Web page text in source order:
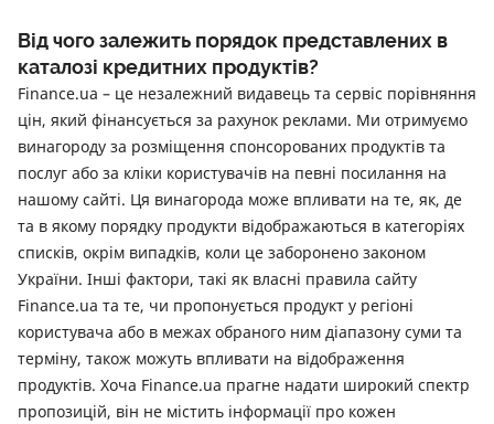
Від чого залежить порядок представлених в
каталозі кредитних продуктів?
Finance.ua – це незалежний видавець та сервіс порівняння
цін, який фінансується за рахунок реклами. Ми отримуємо
винагороду за розміщення спонсорованих продуктів та
послуг або за кліки користувачів на певні посилання на
нашому сайті. Ця винагорода може впливати на те, як, де
та в якому порядку продукти відображаються в категоріях
списків, окрім випадків, коли це заборонено законом
України. Інші фактори, такі як власні правила сайту
Finance.ua та те, чи пропонується продукт у регіоні
користувача або в межах обраного ним діапазону суми та
терміну, також можуть впливати на відображення
продуктів. Хоча Finance.ua прагне надати широкий спектр
пропозицій, він не містить інформації про кожен